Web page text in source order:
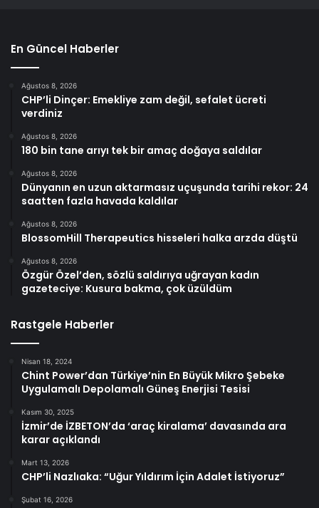
En Güncel Haberler
Ağustos 8, 2026
CHP’li Dinçer: Emekliye zam değil, sefalet ücreti
verdiniz
Ağustos 8, 2026
180 bin tane arıyı tek bir amaç doğaya saldılar
Ağustos 8, 2026
Dünyanın en uzun aktarmasız uçuşunda tarihi rekor: 24
saatten fazla havada kaldılar
Ağustos 8, 2026
BlossomHill Therapeutics hisseleri halka arzda düştü
Ağustos 8, 2026
Özgür Özel’den, sözlü saldırıya uğrayan kadın
gazeteciye: Kusura bakma, çok üzüldüm
Rastgele Haberler
Nisan 18, 2024
Chint Power’dan Türkiye’nin En Büyük Mikro Şebeke
Uygulamalı Depolamalı Güneş Enerjisi Tesisi
Kasım 30, 2025
İzmir’de İZBETON’da ‘araç kiralama’ davasında ara
karar açıklandı
Mart 13, 2026
CHP’li Nazlıaka: “Uğur Yıldırım İçin Adalet İstiyoruz”
Şubat 16, 2026